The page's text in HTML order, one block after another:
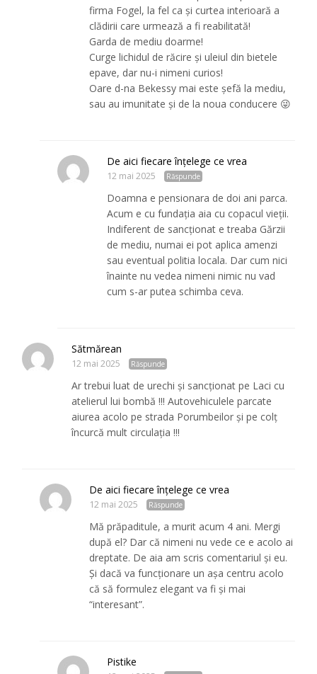
firma Fogel, la fel ca și curtea interioară a
clădirii care urmează a fi reabilitată!
Garda de mediu doarme!
Curge lichidul de răcire și uleiul din bietele
epave, dar nu-i nimeni curios!
Oare d-na Bekessy mai este șefă la mediu,
sau au imunitate și de la noua conducere 😜
De aici fiecare înțelege ce vrea
12 mai 2025 Răspunde
Doamna e pensionara de doi ani parca.
Acum e cu fundația aia cu copacul vieții.
Indiferent de sancționat e treaba Gărzii
de mediu, numai ei pot aplica amenzi
sau eventual politia locala. Dar cum nici
înainte nu vedea nimeni nimic nu vad
cum s-ar putea schimba ceva.
Sătmărean
12 mai 2025 Răspunde
Ar trebui luat de urechi și sancționat pe Laci cu
atelierul lui bombă !!! Autovehiculele parcate
aiurea acolo pe strada Porumbeilor și pe colț
încurcă mult circulația !!!
De aici fiecare înțelege ce vrea
12 mai 2025 Răspunde
Mă prăpaditule, a murit acum 4 ani. Mergi
după el? Dar că nimeni nu vede ce e acolo ai
dreptate. De aia am scris comentariul și eu.
Și dacă va funcționare un așa centru acolo
că să formulez elegant va fi și mai
“interesant”.
Pistike